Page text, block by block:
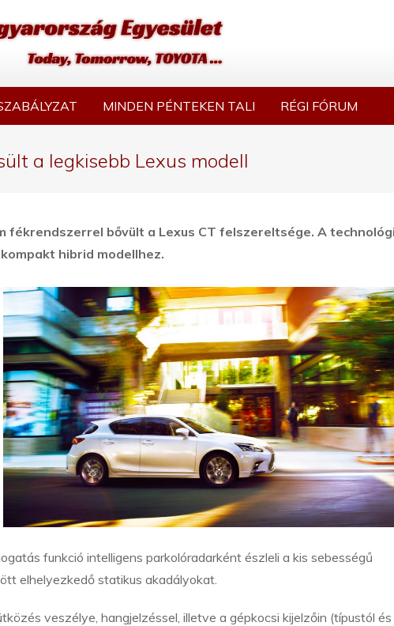
MINDEN PÉNTEKEN TALI RÉGI FÓRUM
a legkisebb Lexus modell
bővült a Lexus CT felszereltsége. A
hibrid modellhez.
funkció intelligens parkolóradarként észleli a kis sebességű
elhelyezkedő statikus akadályokat.
veszélye, hangjelzéssel, illetve a gépkocsi kijelzőin (típustól és